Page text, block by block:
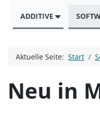
ADDITIVE
Aktuelle Seite:Start
Neu in